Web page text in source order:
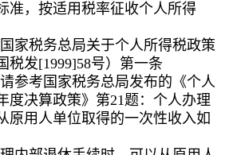
准，按适用税率征收个人所得
家税务总局关于个人所得税政策
税发[1999]58号）第一条
参考国家税务总局发布的《个人
度决算政策》第21题：个人办理
原用人单位取得的一次性收入如